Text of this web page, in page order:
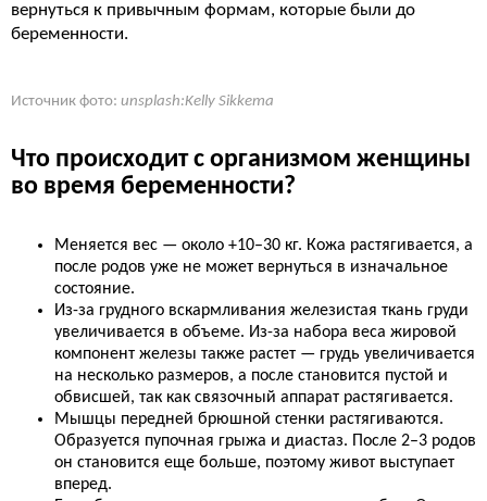
вернуться к привычным формам, которые были до
беременности.
Источник фото: unsplash:Kelly Sikkema
Что происходит с организмом женщины
во время беременности?
Меняется вес — около +10–30 кг. Кожа растягивается, а
после родов уже не может вернуться в изначальное
состояние.
Из-за грудного вскармливания железистая ткань груди
увеличивается в объеме. Из-за набора веса жировой
компонент железы также растет — грудь увеличивается
на несколько размеров, а после становится пустой и
обвисшей, так как связочный аппарат растягивается.
Мышцы передней брюшной стенки растягиваются.
Образуется пупочная грыжа и диастаз. После 2–3 родов
он становится еще больше, поэтому живот выступает
вперед.